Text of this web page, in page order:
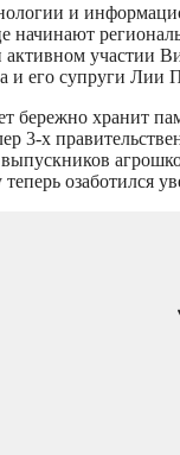
и
участии
и его супруги Лии
хранит
3-х
озаботился